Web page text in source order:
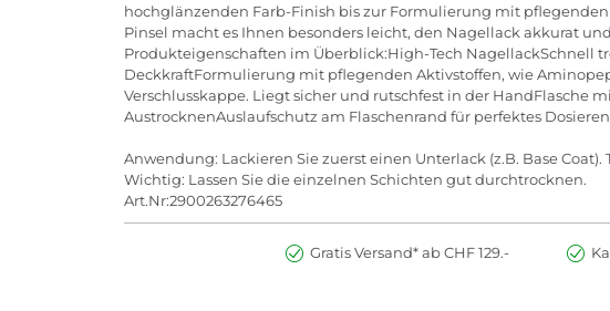
hochglänzenden Farb-Finish bis zur Formulierung mit
Pinsel macht es Ihnen besonders leicht, den Nagellack akkurat
Produkteigenschaften im Überblick:High-Tech NagellackSchnell
DeckkraftFormulierung mit pflegenden Aktivstoffen, wie
Verschlusskappe. Liegt sicher und rutschfest in der HandFlasche
AustrocknenAuslaufschutz am Flaschenrand für perfektes
Anwendung: Lackieren Sie zuerst einen Unterlack (z.B. Base
Wichtig: Lassen Sie die einzelnen Schichten gut durchtrocknen.
Art.Nr:2900263276465
Gratis Versand* ab CHF 129.-